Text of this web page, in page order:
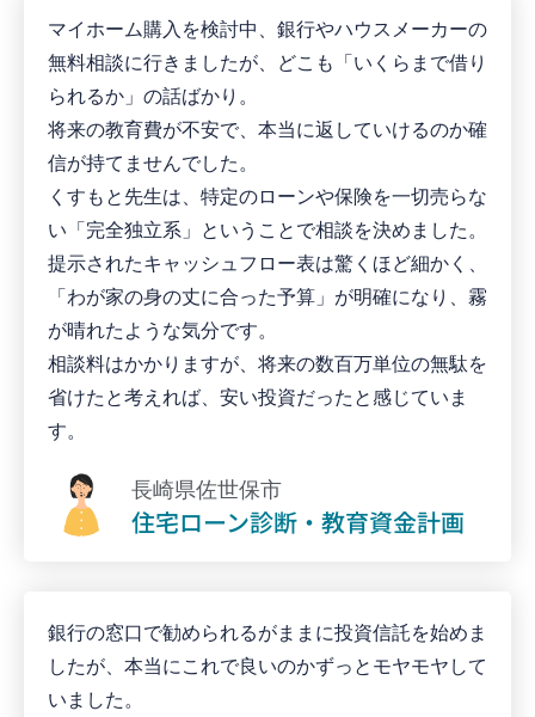
マイホーム購入を検討中、銀行やハウスメーカーの
無料相談に行きましたが、どこも「いくらまで借り
られるか」の話ばかり。
将来の教育費が不安で、本当に返していけるのか確
信が持てませんでした。
くすもと先生は、特定のローンや保険を一切売らな
い「完全独立系」ということで相談を決めました。
提示されたキャッシュフロー表は驚くほど細かく、
「わが家の身の丈に合った予算」が明確になり、霧
が晴れたような気分です。
相談料はかかりますが、将来の数百万単位の無駄を
省けたと考えれば、安い投資だったと感じていま
す。
長崎県佐世保市
住宅ローン診断・教育資金計画
銀行の窓口で勧められるがままに投資信託を始めま
したが、本当にこれで良いのかずっとモヤモヤして
いました。